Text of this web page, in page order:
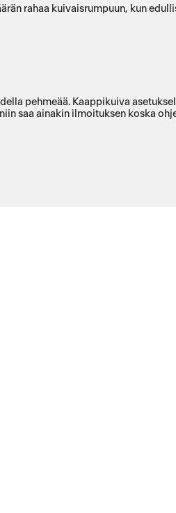
rahaa kuivaisrumpuun, kun
pehmeää. Kaappikuiva
saa ainakin ilmoituksen koska